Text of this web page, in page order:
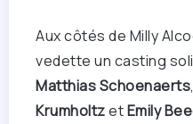
Aux côtés de Milly
vedette un casting
Matthias Schoenaerts,
KrumholtzetEmily